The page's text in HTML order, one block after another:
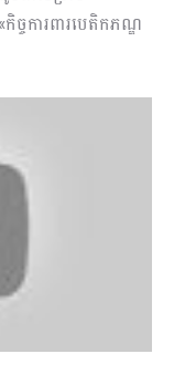
ការពារបេតិកភណ្ឌ